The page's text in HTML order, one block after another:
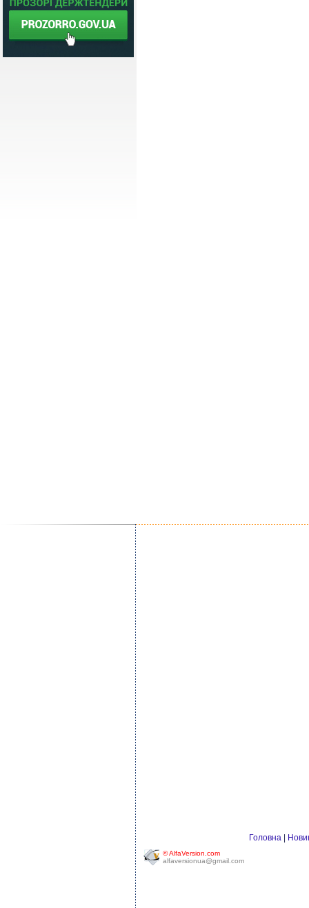
Головна|
© AlfaVersion.com
alfaversionua@gmail.com